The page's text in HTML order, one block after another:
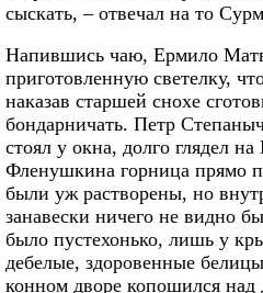
сыскать, – отвечал на то
Напившись чаю, Ермило
приготовленную светелку,
наказав старшей снохе
бондарничать. Петр
стоял у окна, долго глядел
Фленушкина горница прямо
были уж растворены, но
занавески ничего не видно
было пустехонько, лишь у
дебелые, здоровенные
конном дворе копошился